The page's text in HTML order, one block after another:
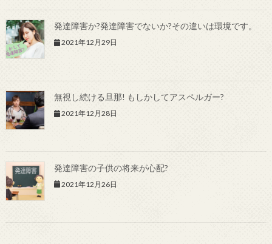
発達障害か?発達障害でないか?その違いは環境です。
2021年12月29日
無視し続ける旦那! もしかしてアスペルガー?
2021年12月28日
発達障害の子供の将来が心配?
2021年12月26日